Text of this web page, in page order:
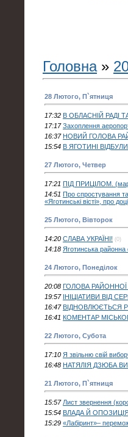
Головна»
28 Лютого, П`ятниця
17:32 В ОБЛАСНІЙ РАДІ
17:17 Захоплення
16:37 НОВИЙ ГОЛОВА
15:54 В ЯГОТИНІ
27 Лютого, Четвер
17:21 ПІД ПРИЦІЛОМ.
14:51 Про спростування
«Яготинські вісті», про
25 Лютого, Вівторок
14:20 CЛАВА УКРАЇНІ! (0)
14:18 Яготинська районна
24 Лютого, Понеділок
20:08 ГОЛОВА РАЙОННОЇ
19:57 ІНІЦІАТИВИ ВІД
16:47 ВІДНОВЛЮЄТЬСЯ
16:41 КОМЕНТАР
22 Лютого, Субота
17:10 Я звільню свій
16:48 НАТЯЛІЯ ДЗЮБА
21 Лютого, П`ятниця
15:57 Лист звернення
15:54 ВЛАДА Й
15:29 «Лабіринт»–